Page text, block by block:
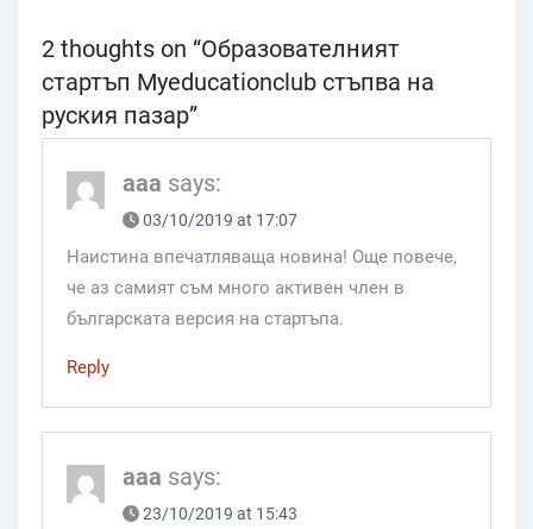
2 thoughts on “Образователният
стартъп Myeducationclub стъпва на
руския пазар”
aaa says:
03/10/2019 at 17:07
Наистина впечатляваща новина! Още повече,
че аз самият съм много активен член в
българската версия на стартъпа.
Reply
aaa says:
23/10/2019 at 15:43